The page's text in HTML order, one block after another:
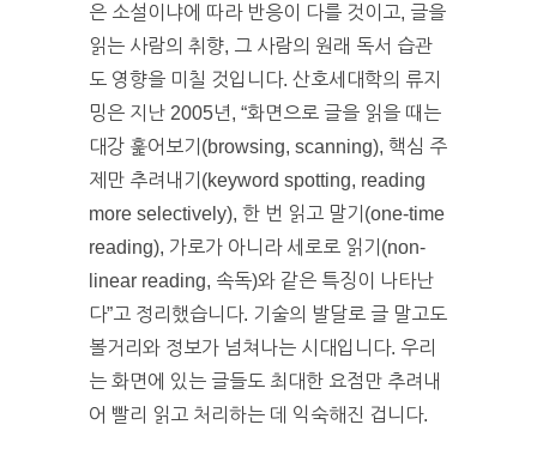
은 소설이냐에 따라 반응이 다를 것이고, 글을
읽는 사람의 취향, 그 사람의 원래 독서 습관
도 영향을 미칠 것입니다. 산호세대학의 류지
밍은 지난 2005년, “화면으로 글을 읽을 때는
대강 훑어보기(browsing, scanning), 핵심 주
제만 추려내기(keyword spotting, reading
more selectively), 한 번 읽고 말기(one-time
reading), 가로가 아니라 세로로 읽기(non-
linear reading, 속독)와 같은 특징이 나타난
다”고 정리했습니다. 기술의 발달로 글 말고도
볼거리와 정보가 넘쳐나는 시대입니다. 우리
는 화면에 있는 글들도 최대한 요점만 추려내
어 빨리 읽고 처리하는 데 익숙해진 겁니다.